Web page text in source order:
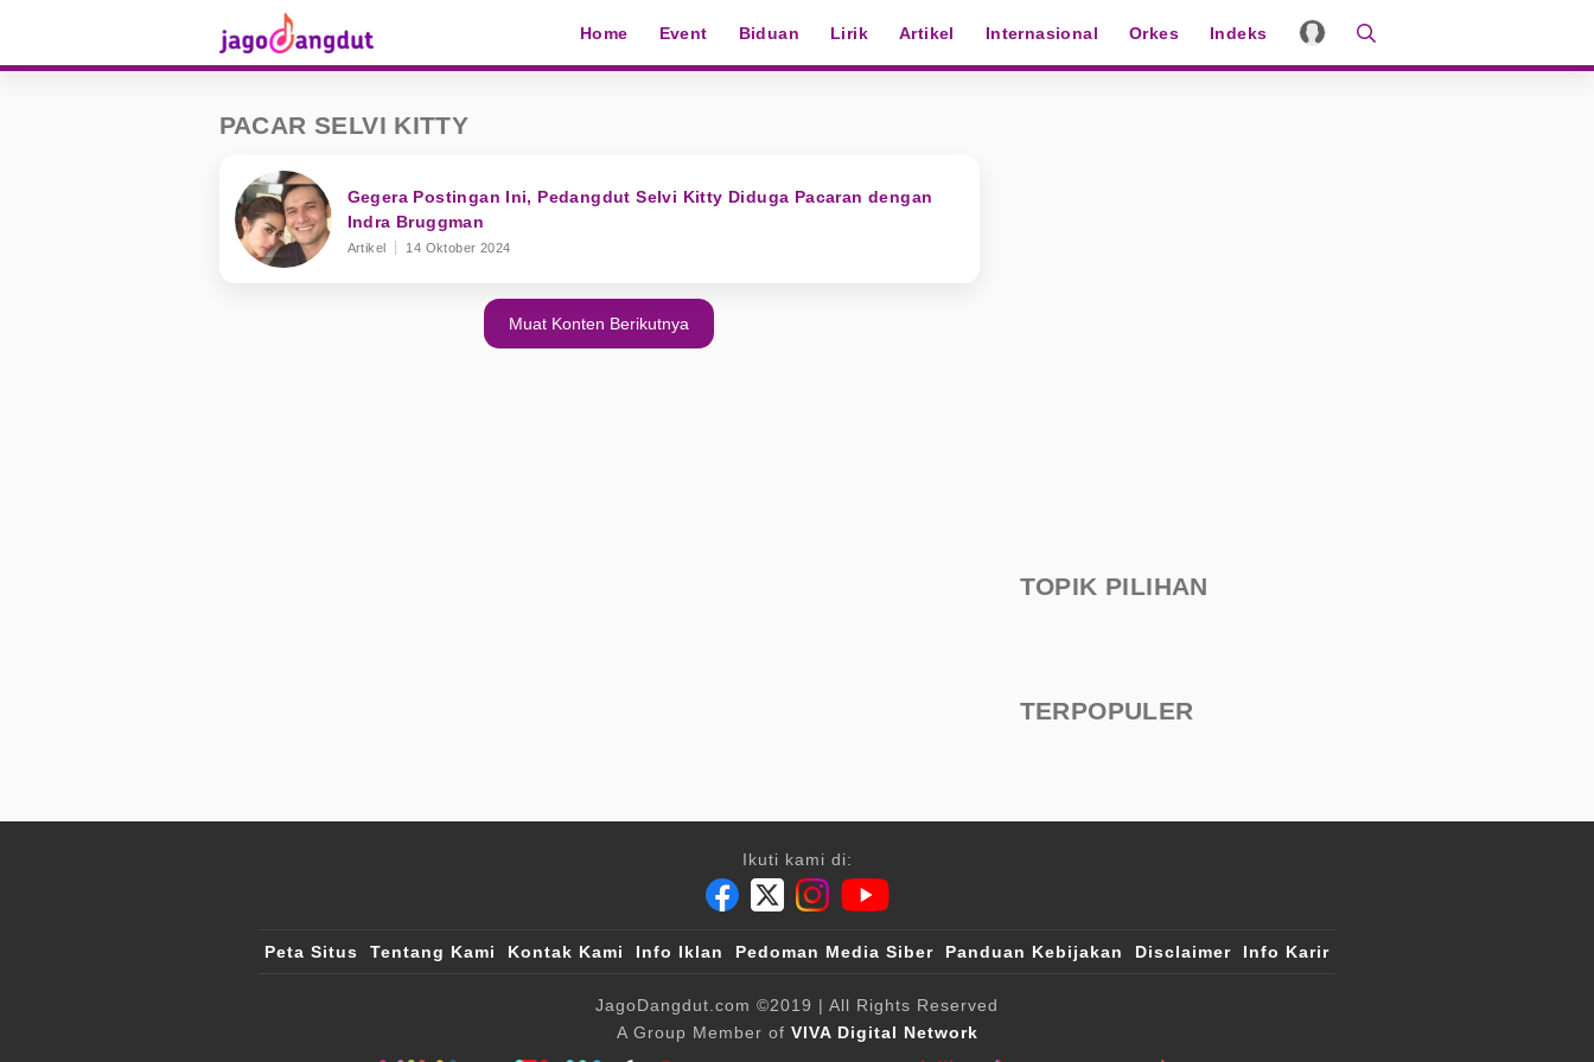
Home Event Biduan Lirik Artikel Internasional Orkes Indeks
PACAR SELVI KITTY
Gegera Postingan Ini, Pedangdut Selvi Kitty Diduga Pacaran dengan
Indra Bruggman
Artikel 14 Oktober 2024
Muat Konten Berikutnya
TOPIK PILIHAN
TERPOPULER
Ikuti kami di:
Peta Situs Tentang Kami Kontak Kami Info Iklan Pedoman Media Siber Panduan Kebijakan Disclaimer Info Karir
JagoDangdut.com ©2019 | All Rights Reserved
A Group Member of VIVA Digital Network